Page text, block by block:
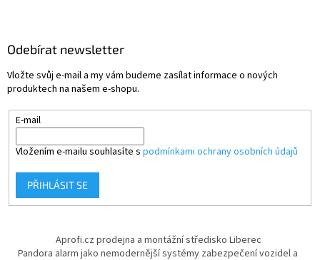
Odebírat newsletter
Vložte svůj e-mail a my vám budeme zasílat informace o nových
produktech na našem e-shopu.
E-mail
Vložením e-mailu souhlasíte s podmínkami ochrany osobních údajů
PŘIHLÁSIT SE
Aprofi.cz prodejna a montážní středisko Liberec
Pandora alarm jako nemodernější systémy zabezpečení vozidel a